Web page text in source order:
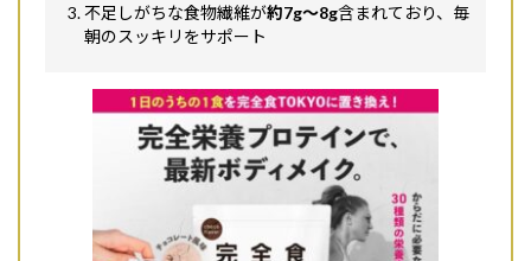
不足しがちな食物繊維が約7g〜8g含まれており、毎
朝のスッキリをサポート